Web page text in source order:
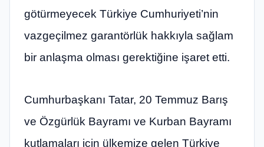
götürmeyecek Türkiye Cumhuriyeti’nin
vazgeçilmez garantörlük hakkıyla sağlam
bir anlaşma olması gerektiğine işaret etti.
Cumhurbaşkanı Tatar, 20 Temmuz Barış
ve Özgürlük Bayramı ve Kurban Bayramı
kutlamaları için ülkemize gelen Türkiye